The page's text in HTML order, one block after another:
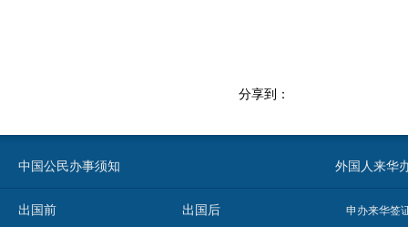
分享到：
中国公民办事须知 外国人来华
出国前 出国后
申办来华签